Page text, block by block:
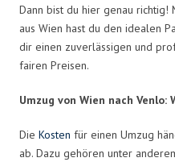
Dann bist du hier genau richtig!
aus Wien hast du den idealen
dir einen zuverlässigen und
fairen Preisen.
Umzug von Wien nach
Die Kosten für einen Umzug
ab. Dazu gehören unter